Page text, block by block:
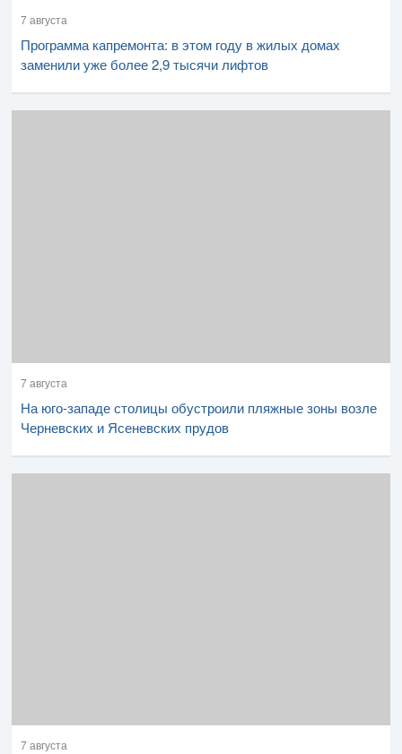
7 августа
Программа капремонта: в этом году в жилых домах
заменили уже более 2,9 тысячи лифтов
7 августа
На юго-западе столицы обустроили пляжные зоны возле
Черневских и Ясеневских прудов
7 августа